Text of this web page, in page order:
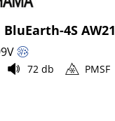
4S AW21
V
72 db PMSF